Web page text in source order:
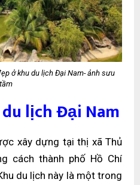
ở khu du lịch Đại Nam- ảnh sưu
tầm
lịch Đại Nam
xây dựng tại thị xã Thủ
cách thành phố Hồ Chí
du lịch này là một trong